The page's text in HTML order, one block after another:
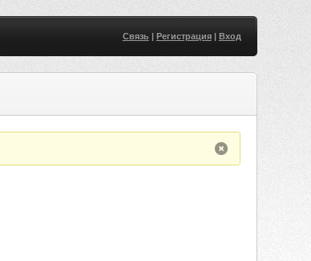
Связь| Регистрация| Вход